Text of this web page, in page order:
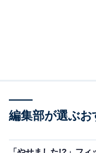
編集部が選ぶお